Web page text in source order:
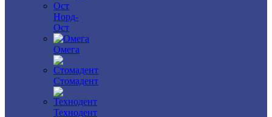
Норд-
Ост
Омега
Стомадент
Технодент